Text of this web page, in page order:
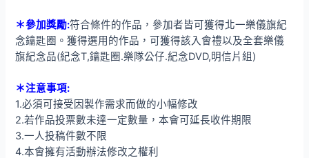
＊參加獎勵:符合條件的作品，參加者皆可獲得北一樂儀旗紀
念鑰匙圈。獲得選用的作品，可獲得該入會禮以及全套樂儀
旗紀念品(紀念T,鑰匙圈.樂隊公仔.紀念DVD,明信片組)
＊注意事項:
1.必須可接受因製作需求而做的小幅修改
2.若作品投票數未達一定數量，本會可延長收件期限
3.一人投稿件數不限
4.本會擁有活動辦法修改之權利